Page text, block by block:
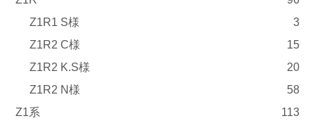
Z1R1 S様
3
Z1R2 C様
15
Z1R2 K.S様
20
Z1R2 N様
58
Z1系
113